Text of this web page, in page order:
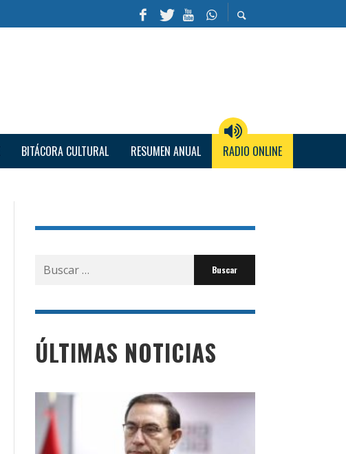
BITÁCORA CULTURAL RESUMEN ANUAL RADIO ONLINE
Buscar
por:
ÚLTIMAS NOTICIAS